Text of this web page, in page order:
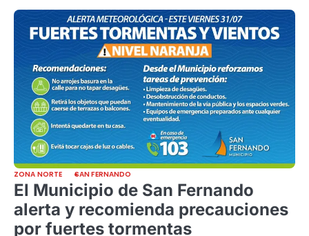
ZONA NORTE SAN FERNANDO
El Municipio de San Fernando
alerta y recomienda precauciones
por fuertes tormentas